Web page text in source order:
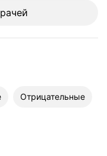
Отрицательные